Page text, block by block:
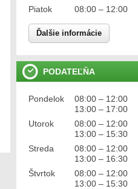
Piatok
08:00 – 12:00
Ďalšie informácie
PODATEĽŇA
Pondelok
08:00 – 12:00
13:00 – 17:00
Utorok
08:00 – 12:00
13:00 – 15:30
Streda
08:00 – 12:00
13:00 – 16:30
Štvrtok
08:00 – 12:00
13:00 – 15:30